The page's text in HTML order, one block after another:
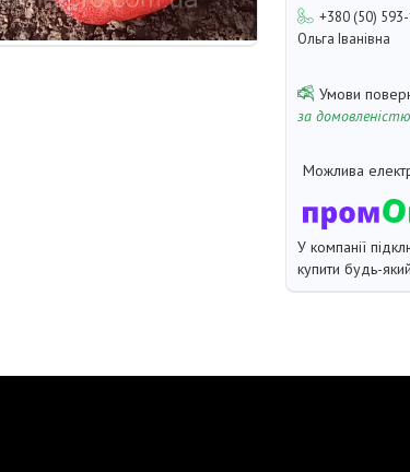
+380 (50)
Ольга Іванівна
за домовленістю
У компанії
купити будь-